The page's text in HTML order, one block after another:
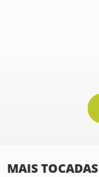
MAIS TOCADAS